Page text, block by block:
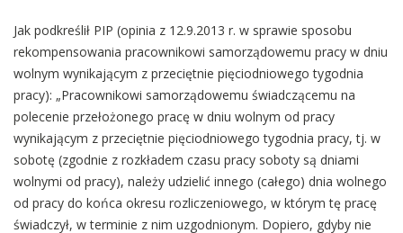
Jak podkreślił PIP (opinia z 12.9.2013 r. w sprawie sposobu
rekompensowania pracownikowi samorządowemu pracy w dniu
wolnym wynikającym z przeciętnie pięciodniowego tygodnia
pracy): „Pracownikowi samorządowemu świadczącemu na
polecenie przełożonego pracę w dniu wolnym od pracy
wynikającym z przeciętnie pięciodniowego tygodnia pracy, tj. w
sobotę (zgodnie z rozkładem czasu pracy soboty są dniami
wolnymi od pracy), należy udzielić innego (całego) dnia wolnego
od pracy do końca okresu rozliczeniowego, w którym tę pracę
świadczył, w terminie z nim uzgodnionym. Dopiero, gdyby nie